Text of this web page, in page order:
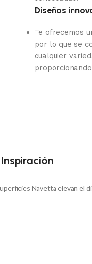
Diseños
Te ofrecemos
por lo que se
cualquier
Inspiración
Navetta elevan el